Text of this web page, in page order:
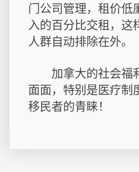
门公司管理，租价低
入的百分比交租，这
人群自动排除在外。
加拿大的社会福
面面，特别是医疗制
移民者的青睐！